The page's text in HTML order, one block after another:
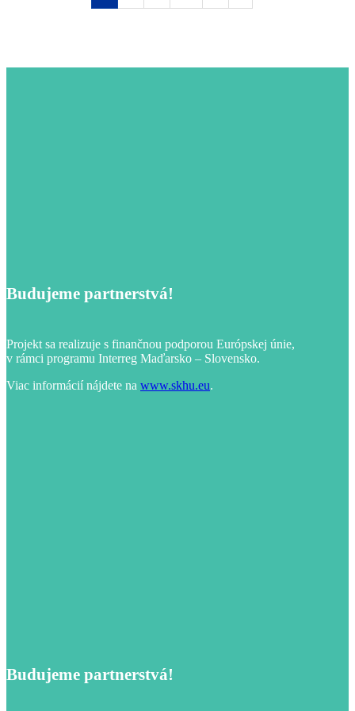
Budujeme partnerstvá!
Projekt sa realizuje s finančnou podporou Európskej únie,
v rámci programu Interreg Maďarsko – Slovensko.
Viac informácií nájdete na www.skhu.eu.
Budujeme partnerstvá!